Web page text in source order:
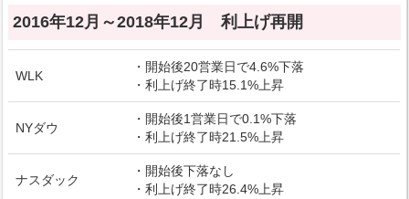
2016年12月～2018年12月 利上げ再開
WLK
・開始後20営業日で4.6%下落
・利上げ終了時15.1%上昇
NYダウ
・開始後1営業日で0.1%下落
・利上げ終了時21.5%上昇
ナスダック
・開始後下落なし
・利上げ終了時26.4%上昇